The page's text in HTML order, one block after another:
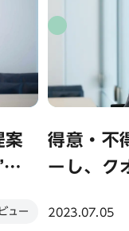
案
ュー
得意・不
ーし、ク
藤井真吾
2023.07.05